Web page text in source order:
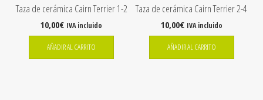
Taza de cerámica Cairn Terrier 1-2
10,00€ IVA incluido
AÑADIR AL CARRITO
Taza de cerámica Cairn Terrier 2-4
10,00€ IVA incluido
AÑADIR AL CARRITO